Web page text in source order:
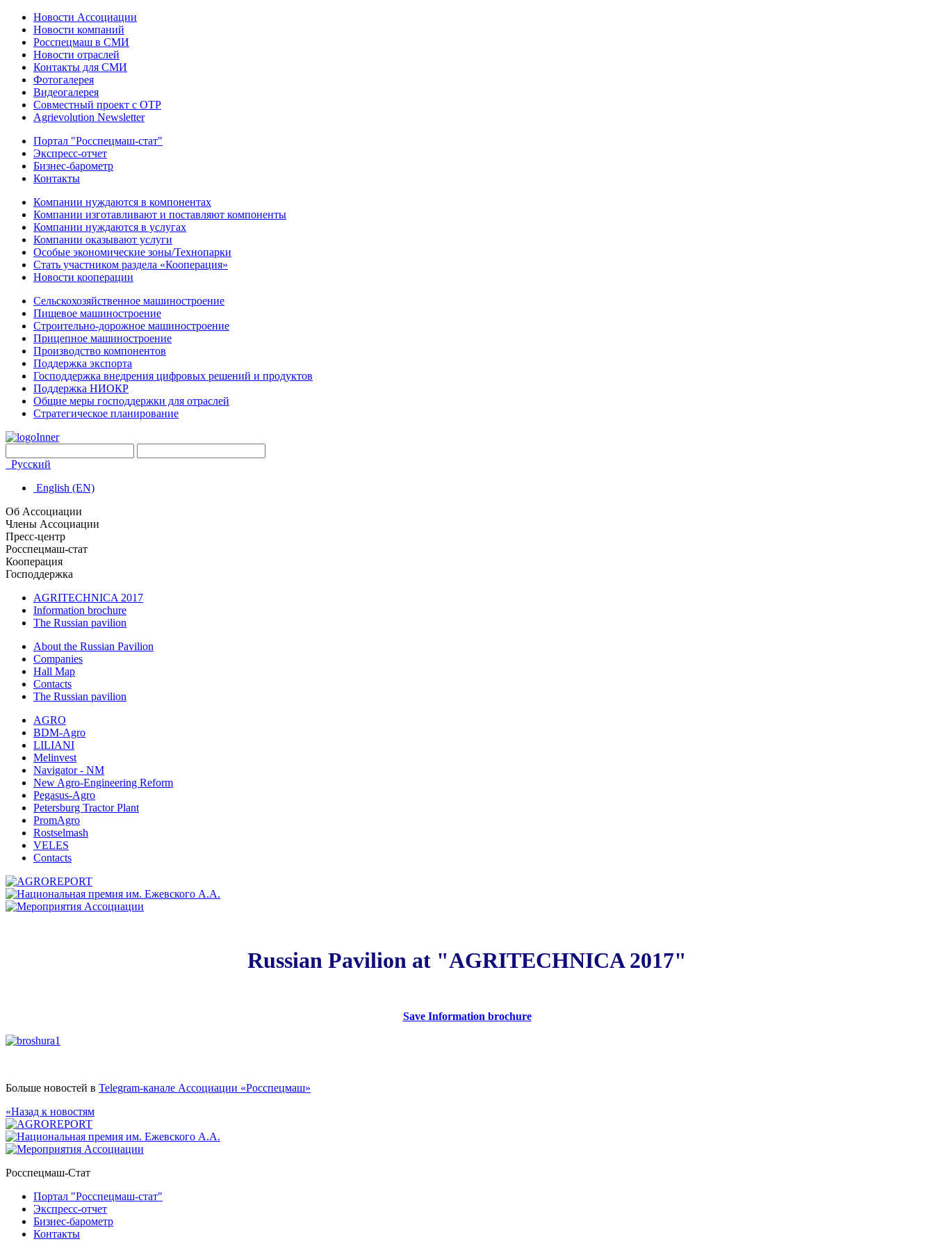
Новости Ассоциации
Новости компаний
Росспецмаш в СМИ
Новости отраслей
Контакты для СМИ
Фотогалерея
Видеогалерея
Совместный проект с ОТР
Agrievolution Newsletter
Портал "Росспецмаш-стат"
Экспресс-отчет
Бизнес-барометр
Контакты
Компании нуждаются в компонентах
Компании изготавливают и поставляют компоненты
Компании нуждаются в услугах
Компании оказывают услуги
Особые экономические зоны/Технопарки
Стать участником раздела «Кооперация»
Новости кооперации
Сельскохозяйственное машиностроение
Пищевое машиностроение
Строительно-дорожное машиностроение
Прицепное машиностроение
Производство компонентов
Поддержка экспорта
Господдержка внедрения цифровых решений и продуктов
Поддержка НИОКР
Общие меры господдержки для отраслей
Стратегическое планирование
Русский
English (EN)
Об Ассоциации
Члены Ассоциации
Пресс-центр
Росспецмаш-стат
Кооперация
Господдержка
AGRITECHNICA 2017
Information brochure
The Russian pavilion
About the Russian Pavilion
Companies
Hall Map
Сontacts
The Russian pavilion
AGRO
BDM-Agro
LILIANI
Melinvest
Navigator - NM
New Agro-Engineering Reform
Pegasus-Agro
Petersburg Tractor Plant
PromAgro
Rostselmash
VELES
Сontacts
Russian Pavilion at "AGRITECHNICA 2017"
Save Information brochure
Больше новостей в Telegram-канале Ассоциации «Росспецмаш»
«Назад к новостям
Росспецмаш-Стат
Портал "Росспецмаш-стат"
Экспресс-отчет
Бизнес-барометр
Контакты